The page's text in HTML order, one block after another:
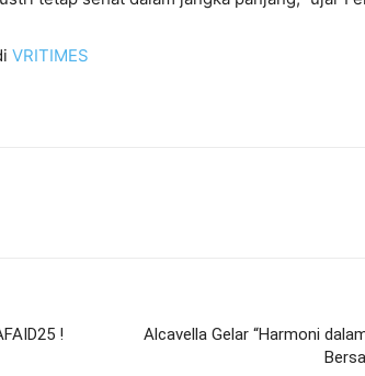
VRITIMES
!
Alcavella Gelar “Harmoni